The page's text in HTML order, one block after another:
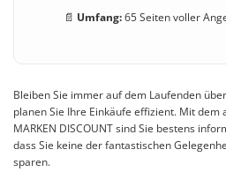
📄 Umfang:65 Seiten voller
Bleiben Sie immer auf dem Laufenden
planen Sie Ihre Einkäufe effizient. Mit dem
MARKEN DISCOUNT sind Sie bestens
dass Sie keine der fantastischen
sparen.